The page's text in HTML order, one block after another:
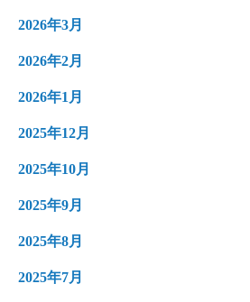
2026年3月
2026年2月
2026年1月
2025年12月
2025年10月
2025年9月
2025年8月
2025年7月